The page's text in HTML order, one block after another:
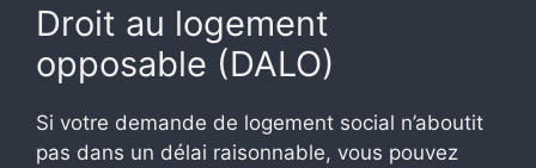
Droit au logement
opposable (DALO)
Si votre demande de logement social n’aboutit
pas dans un délai raisonnable, vous pouvez